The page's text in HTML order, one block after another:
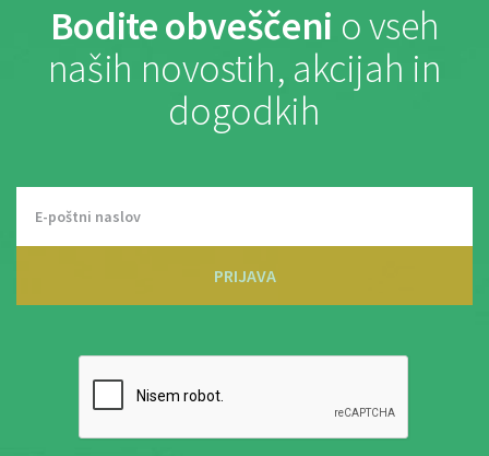
Bodite obveščeni o vseh
naših novostih, akcijah in
dogodkih
PRIJAVA